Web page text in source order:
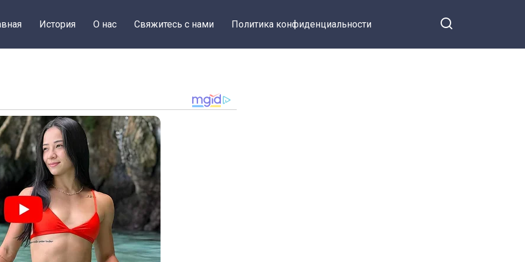
История О нас Свяжитесь с нами Политика конфиденциальности